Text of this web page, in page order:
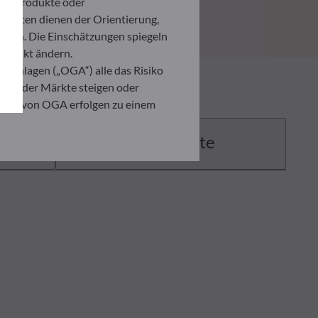
Dokumente
dienen der Orientierung,
Die Einschätzungen spiegeln
ändern.
Anlagen („OGA“) alle das Risiko
der Märkte steigen oder
von OGA erfolgen zu einem
der vorliegenden
jeden Anlegers abhängig.